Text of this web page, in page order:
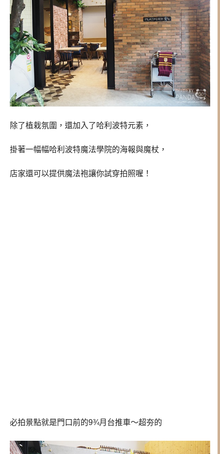
除了植栽氛圍，還加入了哈利波特元素，
掛著一幅幅哈利波特魔法學院的海報與魔杖，
店家還可以提供魔法袍讓你試穿拍照喔！
必拍景點就是門口前的9¾月台推車～超夯的